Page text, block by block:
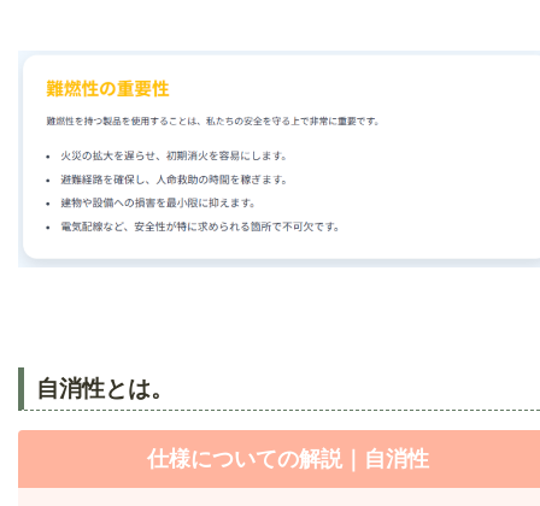
自消性とは。
仕様についての解説｜自消性